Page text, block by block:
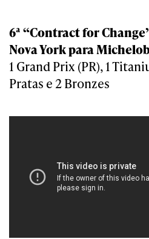
6ª “Contract for
Nova York para
1 Grand Prix (PR), 1
Pratas e 2 Bronzes